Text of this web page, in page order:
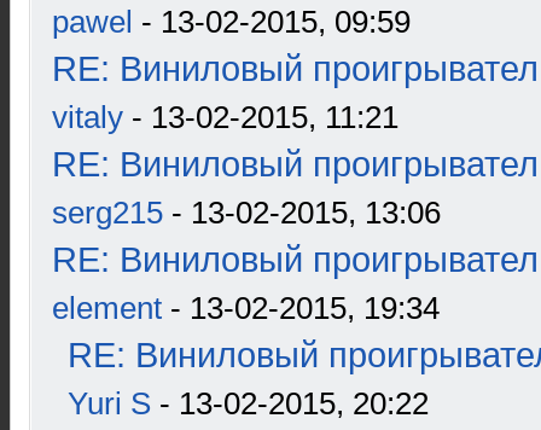
pawel - 13-02-2015, 09:59
RE: Виниловый
vitaly - 13-02-2015, 11:21
RE: Виниловый
serg215 - 13-02-2015, 13:06
RE: Виниловый
element - 13-02-2015, 19:34
RE: Виниловый
Yuri S - 13-02-2015, 20:22